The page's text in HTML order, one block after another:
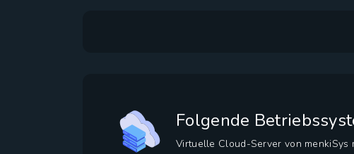
Folgende
Virtuelle Cloud-Server von